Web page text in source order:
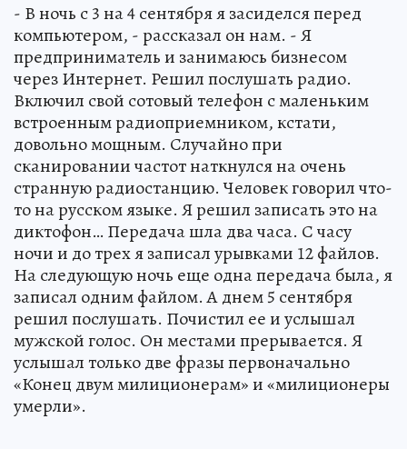
- В ночь с 3 на 4 сентября я засиделся перед
компьютером, - рассказал он нам. - Я
предприниматель и занимаюсь бизнесом
через Интернет. Решил послушать радио.
Включил свой сотовый телефон с маленьким
встроенным радиоприемником, кстати,
довольно мощным. Случайно при
сканировании частот наткнулся на очень
странную радиостанцию. Человек говорил что-
то на русском языке. Я решил записать это на
диктофон… Передача шла два часа. С часу
ночи и до трех я записал урывками 12 файлов.
На следующую ночь еще одна передача была, я
записал одним файлом. А днем 5 сентября
решил послушать. Почистил ее и услышал
мужской голос. Он местами прерывается. Я
услышал только две фразы первоначально
«Конец двум милиционерам» и «милиционеры
умерли».